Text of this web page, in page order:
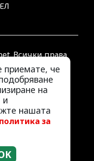
приемате, че
на
и
нашата
политика за
Всички права